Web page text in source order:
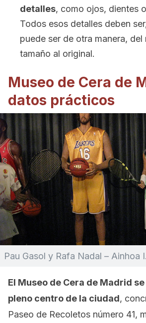
detalles, como ojos, dientes
Todos esos detalles deben
puede ser de otra manera,
tamaño al original.
Museo de Cera de
datos prácticos
Pau Gasol y Rafa Nadal – Ainhoa
El Museo de Cera de Madrid
pleno centro de la ciudad,
Paseo de Recoletos número 41,